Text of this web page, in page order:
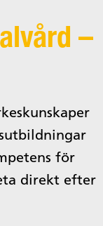
–
för
direkt efter